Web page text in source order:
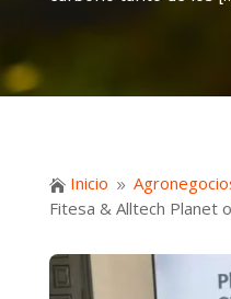
 Inicio 9
Fitesa & Alltech Planet